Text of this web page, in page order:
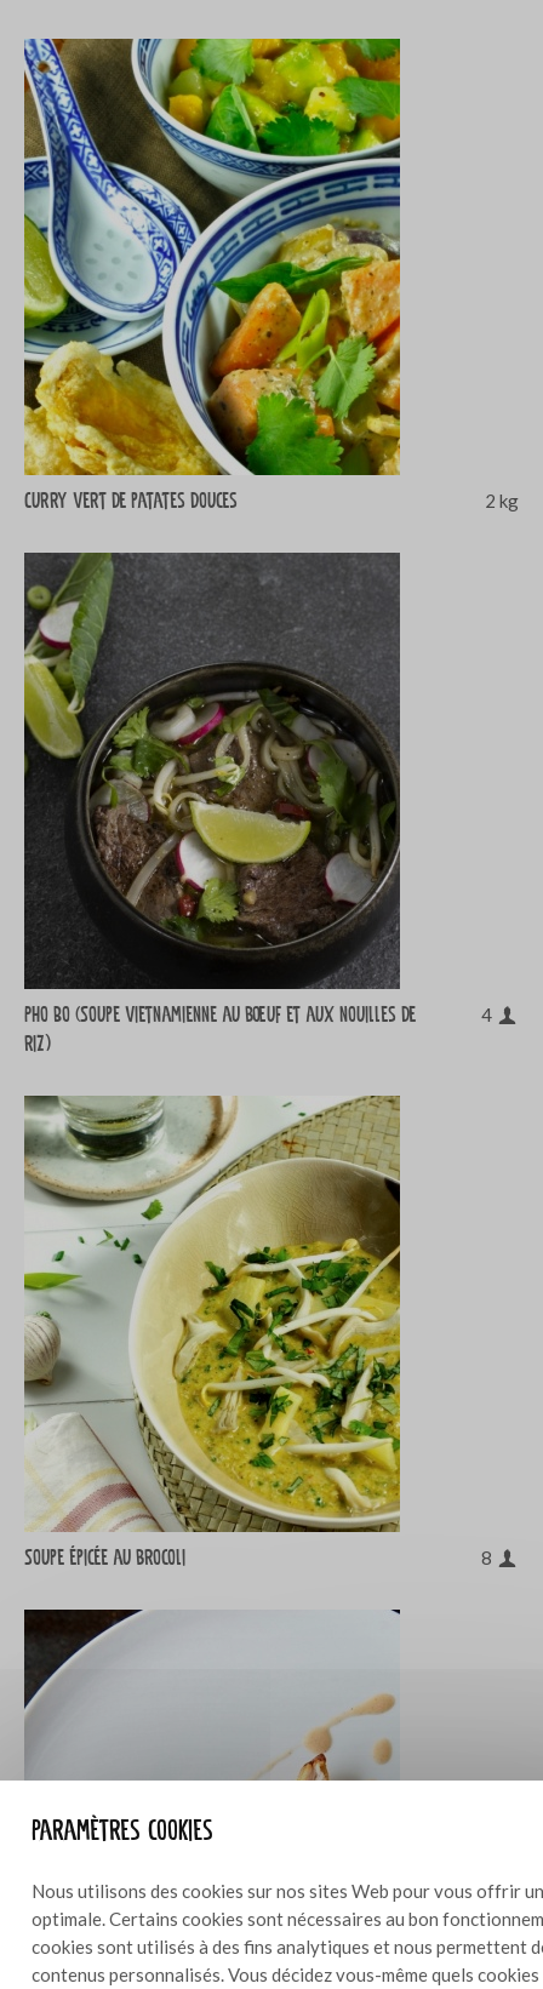
Paramètres cookies
Nous utilisons des cookies sur nos sites Web pour vous offrir
optimale. Certains cookies sont nécessaires au bon
cookies sont utilisés à des fins analytiques et nous permettent
contenus personnalisés. Vous décidez vous-même quels
Curry vert de patates douces 2 kg
Pho Bo (Soupe vietnamienne au bœuf et aux nouilles de
riz)
4
Soupe épicée au brocoli 8